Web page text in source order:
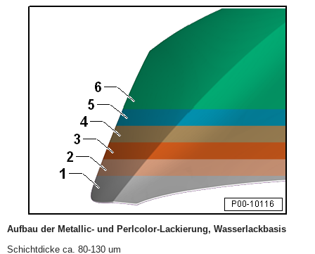
Aufbau der Metallic- und Perlcolor-Lackierung, Wasserlackbasis
Schichtdicke ca. 80-130 um